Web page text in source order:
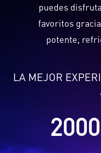
puedes
favoritos
potente,
LA MEJOR
2000